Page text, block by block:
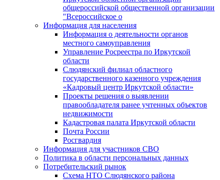
общероссийской общественной организации
"Всероссийское о
Информация для населения
Информация о деятельности органов
местного самоуправления
Управление Росреестра по Иркутской
области
Слюдянский филиал областного
государственного казенного учреждения
«Кадровый центр Иркутской области»
Проекты решения о выявлении
правообладателя ранее учтенных объектов
недвижимости
Кадастровая палата Иркутской области
Почта России
Росгвардия
Информация для участников СВО
Политика в области персональных данных
Потребительский рынок
Схема НТО Слюдянского района